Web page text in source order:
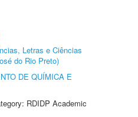
Letras e Ciências
do Rio Preto)
DE QUÍMICA E
RDIDP Academic